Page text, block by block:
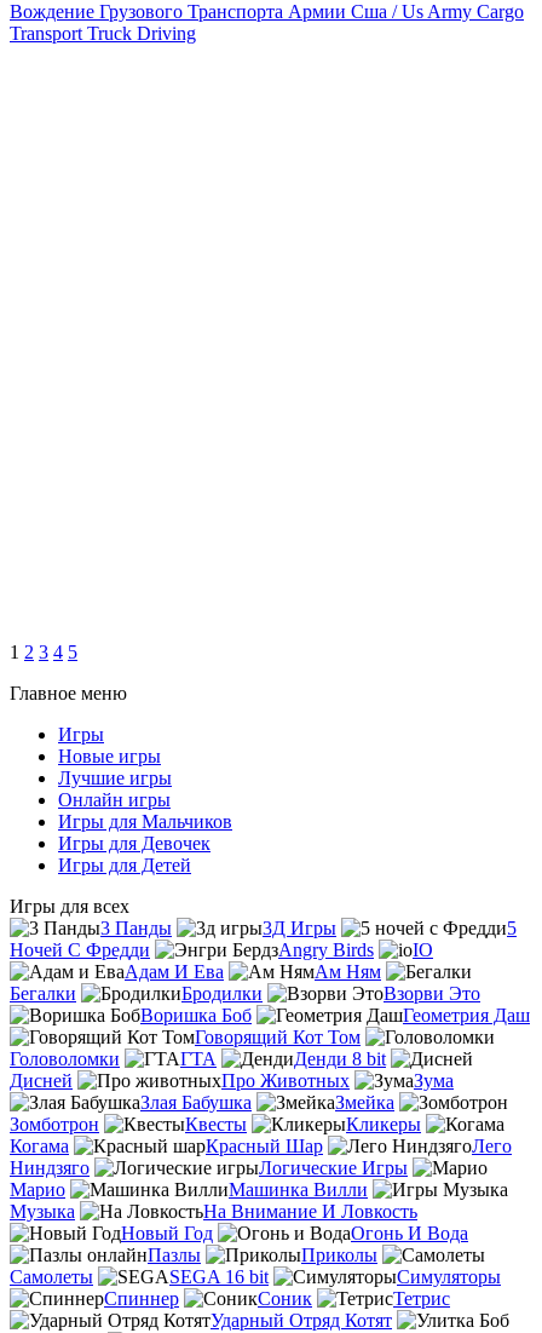
Вождение Грузового Транспорта Армии Сша / Us Army Cargo
Transport Truck Driving
1 2 3 4 5
Главное меню
Игры
Новые игры
Лучшие игры
Онлайн игры
Игры для Мальчиков
Игры для Девочек
Игры для Детей
Игры для всех
3 Панды
3Д Игры
5
Ночей С Фредди
Angry Birds
IO
Адам И Ева
Ам Ням
Бегалки
Бродилки
Взорви Это
Воришка Боб
Геометрия Даш
Говорящий Кот Том
Головоломки
ГТА
Денди 8 bit
Дисней
Про Животных
Зума
Злая Бабушка
Змейка
Зомботрон
Квесты
Кликеры
Когама
Красный Шар
Лего
Ниндзяго
Логические Игры
Марио
Машинка Вилли
Музыка
На Внимание И Ловкость
Новый Год
Огонь И Вода
Пазлы
Приколы
Самолеты
SEGA 16 bit
Симуляторы
Спиннер
Соник
Тетрис
Ударный Отряд Котят